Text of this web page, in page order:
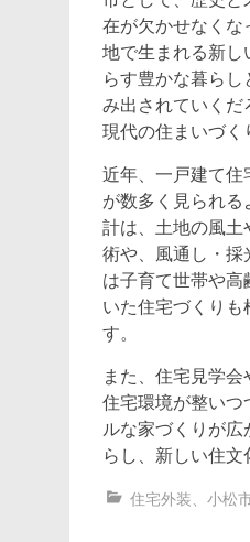
在が欠かせなく
地で生まれる新し
らす豊かな暮ら
み出されていく
現代の住まいづく
近年、一戸建て
が数多く見られ
計は、土地の風
術や、風通し・
は子育て世帯や
いた住宅づくり
す。
また、住宅見学
住宅環境が整い
ルな家づくりが
らし、新しい住文
住宅外装、 小松